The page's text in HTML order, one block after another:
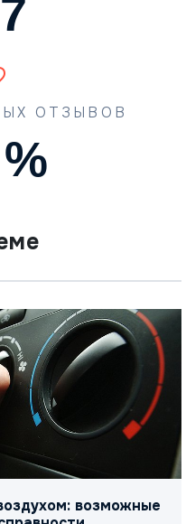
ОТЗЫВОВ
%
возможные